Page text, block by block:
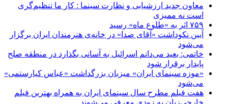
معاون جدید ارزشیابی و نظارت سینما : کار ما تنظیم‌گری
است نه ممیزی
۷۵۹ اثر به «طلوع ماه» رسید
آیین نکوداشت «آقای صدا» در خانه‌ی هنرمندان ایران برگزار
می‌شود
خاتمی: بعید می‌دانم اسرائیل به آسانی بگذارد در منطقه صلح
پایدار برقرار شود
«موزه سینمای ایران» میزبان بزرگداشت «عباس کیارستمی»
می‌شود
هفت فیلم مطرح سال سینمای ایران به همراه بهترین فیلم
خارجی‌زبان به زودی معرفی می‌شوند